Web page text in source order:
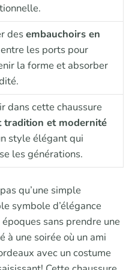
desembauchoirs en
entre les ports pour
la forme et absorber
dans cette chaussure
tradition et modernité
style élégant qui
les générations.
qu’une simple
symbole d’élégance
sans prendre une
à une soirée où un ami
avec un costume